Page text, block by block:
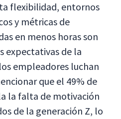
flexibilidad, entornos
y métricas de
en menos horas son
expectativas de la
empleadores luchan
que el 49% de
la falta de motivación
de la generación Z, lo